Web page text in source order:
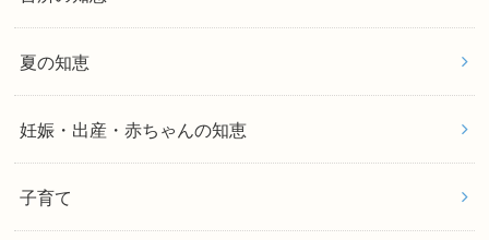
夏の知恵
妊娠・出産・赤ちゃんの知恵
子育て